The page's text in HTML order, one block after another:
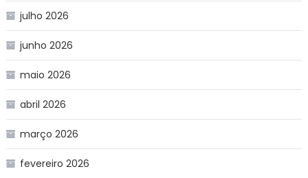
julho 2026
junho 2026
maio 2026
abril 2026
março 2026
fevereiro 2026